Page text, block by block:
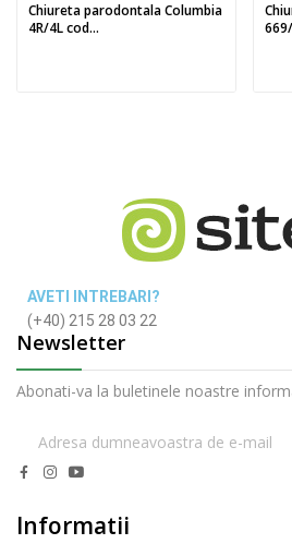
Chiureta parodontala Columbia
4R/4L cod...
AVETI INTREBARI?
(+40) 215 28 03 22
Newsletter
Abonati-va la buletinele noastre
Informatii